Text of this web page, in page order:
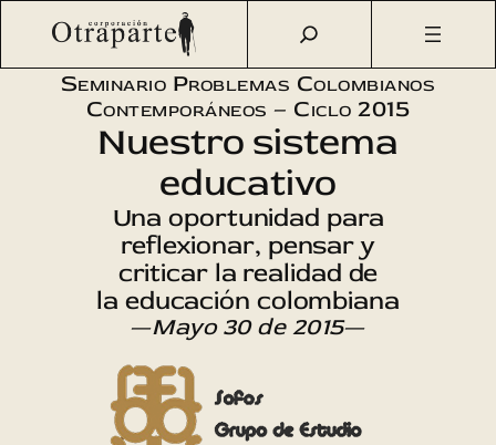
Saltar
contenido
Otraparte.org /Agenda Cultural Sofos
Recordando al
maestro Carlos Gaviria
Seminario Problemas Colombianos
Contemporáneos – Ciclo 2015
Nuestro sistema
educativo
Una oportunidad para
reflexionar, pensar y
criticar la realidad de
la educación colombiana
—Mayo 30 de 2015—